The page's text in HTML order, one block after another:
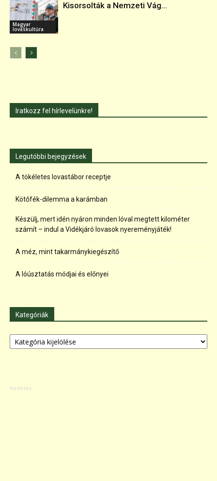
Magyar
lovaskultúra
Kisorsolták a Nemzeti Vág...
Iratkozz fel hírlevelünkre!
Legutóbbi bejegyzések
A tökéletes lovastábor receptje
Kötőfék-dilemma a karámban
Készülj, mert idén nyáron minden lóval megtett kilométer
számít – indul a Vidékjáró lovasok nyereményjáték!
A méz, mint takarmánykiegészítő
A lóúsztatás módjai és előnyei
Kategóriák
Kategóriák